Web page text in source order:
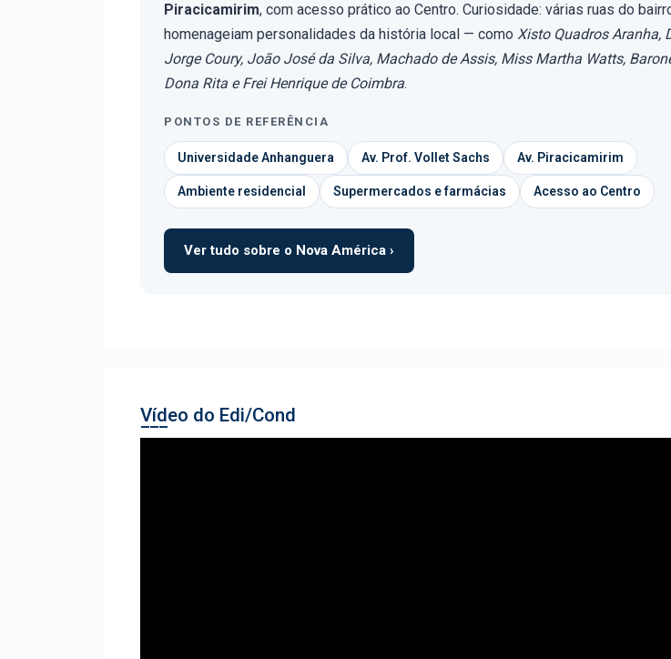
Piracicamirim, com acesso prático ao Centro. Curiosidade: várias ruas do
homenageiam personalidades da história local — como Xisto Quadros Aranha,
Jorge Coury, João José da Silva, Machado de Assis, Miss Martha Watts,
Dona Rita e Frei Henrique de Coimbra.
PONTOS DE REFERÊNCIA
Universidade Anhanguera Av. Prof. Vollet Sachs Av. Piracicamirim
Ambiente residencial Supermercados e farmácias Acesso ao Centro
Ver tudo sobre o Nova América ›
Vídeo do Edi/Cond